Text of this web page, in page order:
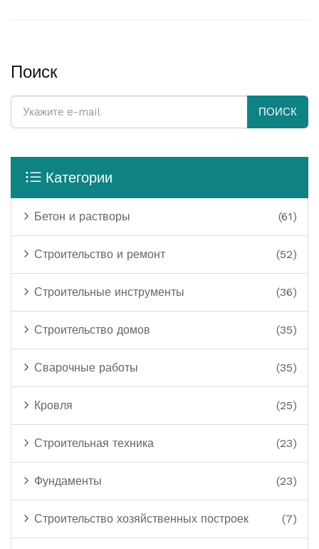
Поиск
ПОИСК
Категории
Бетон и растворы (61)
Строительство и ремонт (52)
Строительные инструменты (36)
Строительство домов (35)
Сварочные работы (35)
Кровля (25)
Строительная техника (23)
Фундаменты (23)
Строительство хозяйственных построек (7)